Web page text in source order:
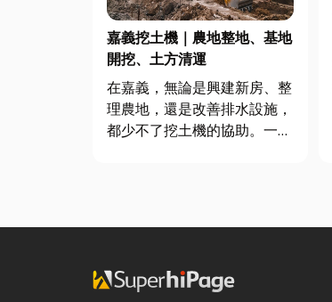
嘉義挖土機｜農地整地、基地
開挖、土方清運
在嘉義，無論是興建新房、整
理農地，還是改善排水設施，
都少不了挖土機的協助。一台
早已成為...